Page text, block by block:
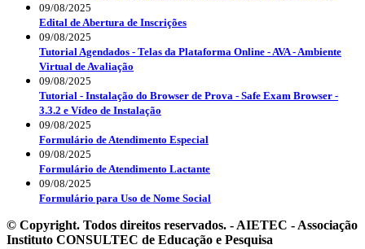
09/08/2025
Edital de Abertura de Inscrições
09/08/2025
Tutorial Agendados - Telas da Plataforma Online - AVA - Ambiente
Virtual de Avaliação
09/08/2025
Tutorial - Instalação do Browser de Prova - Safe Exam Browser -
3.3.2 e Vídeo de Instalação
09/08/2025
Formulário de Atendimento Especial
09/08/2025
Formulário de Atendimento Lactante
09/08/2025
Formulário para Uso de Nome Social
© Copyright. Todos direitos reservados. - AIETEC - Associação
Instituto CONSULTEC de Educação e Pesquisa